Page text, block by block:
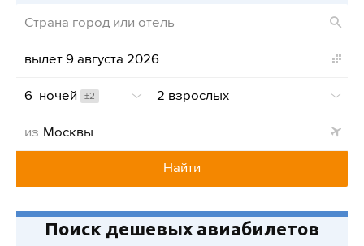
вылет 9 августа 2026
6  ночей ±2 2 взрослых
из
Найти
Поиск дешевых авиабилетов